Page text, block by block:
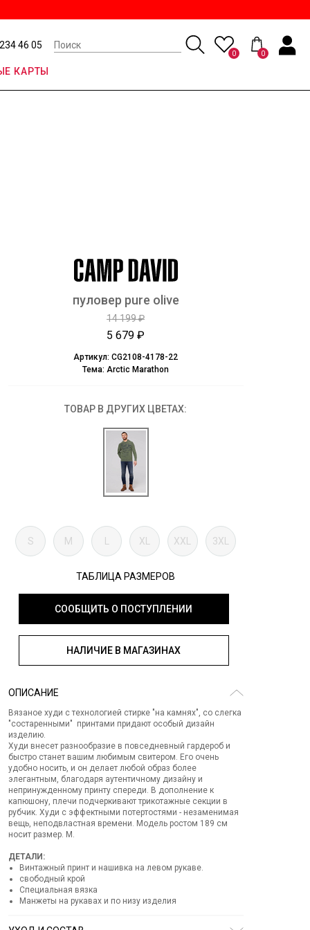
46 05
0 0
КАРТЫ
пуловер pure olive
14 199 ₽
5 679 ₽
Артикул: CG2108-4178-22
Тема: Arctic Marathon
ТОВАР В ДРУГИХ ЦВЕТАХ:
S M XL XXL 3XL
ТАБЛИЦА РАЗМЕРОВ
СООБЩИТЬ О ПОСТУПЛЕНИИ
НАЛИЧИЕ В МАГАЗИНАХ
ОПИСАНИЕ
Вязаное худи с технологией стирке "на камнях", со слегка
"состаренными" принтами придают особый дизайн
изделию.
Худи внесет разнообразие в повседневный гардероб и
быстро станет вашим любимым свитером. Его очень
удобно носить, и он делает любой образ более
элегантным, благодаря аутентичному дизайну и
непринужденному принту спереди. В дополнение к
капюшону, плечи подчеркивают трикотажные секции в
рубчик. Худи с эффектными потертостями - незаменимая
вещь, неподвластная времени. Модель ростом 189 см
носит размер. М.
ДЕТАЛИ:
Винтажный принт и нашивка на левом рукаве.
свободный крой
Специальная вязка
Манжеты на рукавах и по низу изделия